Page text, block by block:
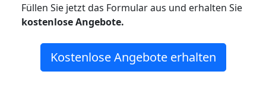
Füllen Sie jetzt das Formular aus und erhalten Sie
kostenloseAngebote.
Kostenlose Angebote erhalten